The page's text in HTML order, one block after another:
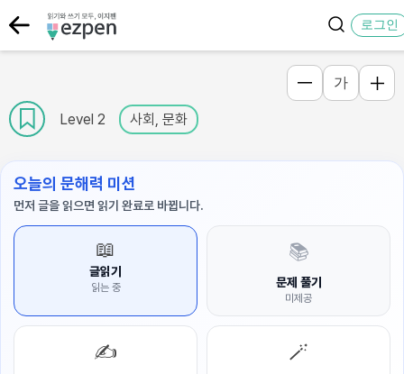
로그인
Level 2 사회, 문화
가
오늘의 문해력 미션
먼저 글을 읽으면 읽기 완료로 바뀝니다.
📖
글읽기
읽는 중
📚
문제 풀기
미제공
✍️ 🪄